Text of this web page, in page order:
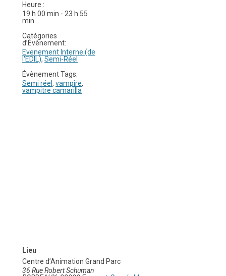
Heure :
19 h 00 min - 23 h 55
min
Catégories
d’Évènement:
Evenement Interne (de
l'EDIL), Semi-Réel
Évènement Tags:
Semi réel , vampire,
vampitre camarilla
Lieu
Centre d’Animation Grand Parc
36 Rue Robert Schuman